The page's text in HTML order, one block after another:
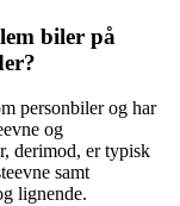
biler på
personbiler og har
og
derimod, er typisk
samt
lignende.